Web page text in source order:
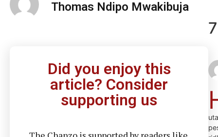
Thomas Ndipo Mwakibuja
Did you enjoy this
article? Consider
supporting us